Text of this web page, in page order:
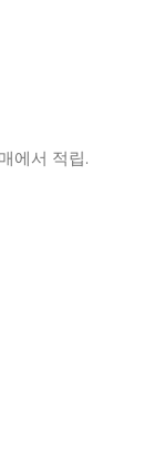
에서 적립.